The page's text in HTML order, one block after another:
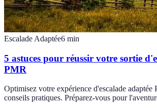
Escalade Adaptée6 min
5 astuces pour réussir votre sortie
PMR
Optimisez votre expérience d'escalade adaptée
conseils pratiques. Préparez-vous pour